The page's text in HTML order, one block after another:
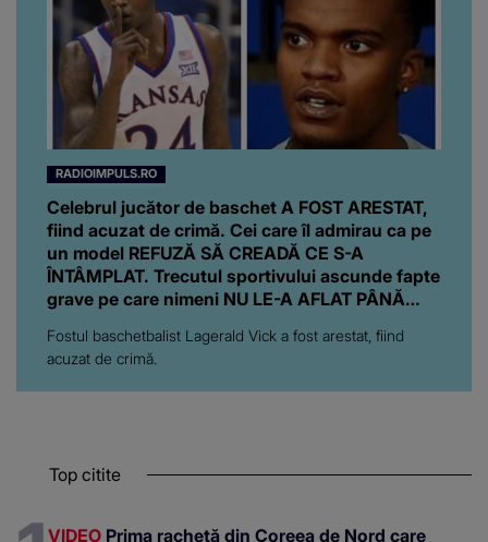
RADIOIMPULS.RO
Celebrul jucător de baschet A FOST ARESTAT,
fiind acuzat de crimă. Cei care îl admirau ca pe
un model REFUZĂ SĂ CREADĂ CE S-A
ÎNTÂMPLAT. Trecutul sportivului ascunde fapte
grave pe care nimeni NU LE-A AFLAT PÂNĂ
Fostul baschetbalist Lagerald Vick a fost arestat, fiind
acuzat de crimă.
Top citite
VIDEO Prima rachetă din Coreea de Nord care